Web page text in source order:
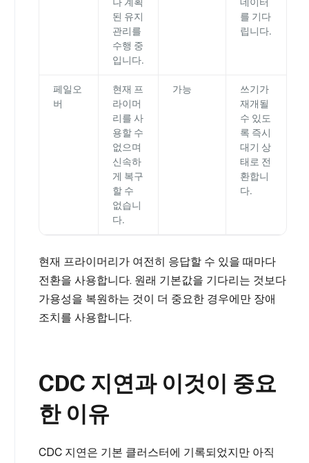
된 유지
관리를
수행 중
입니다.
를 기다
립니다.
페일오
버
현재 프
라이머
리를 사
용할 수
없으며
신속하
게 복구
할 수
없습니
다.
가능
쓰기가
재개될
수 있도
록 즉시
대기 상
태로 전
환합니
다.
현재 프라이머리가 여전히 응답할 수 있을 때마다
전환을 사용합니다. 원래 기본값을 기다리는 것보다
가용성을 복원하는 것이 더 중요한 경우에만 장애
조치를 사용합니다.
CDC 지연과 이것이 중요
한 이유
CDC 지연은 기본 클러스터에 기록되었지만 아직